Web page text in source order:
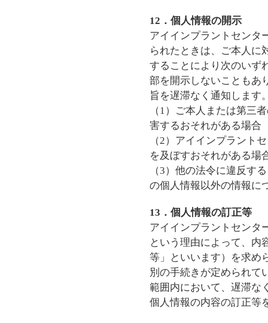
12．個人情報の開示
アイインプラントセンタ
られたときは、ご本人に
することにより次のいず
部を開示しないこともあ
旨を遅滞なく通知します
（1）ご本人または第三
害するおそれがある場合
（2）アイインプラント
を及ぼすおそれがある場
（3）他の法令に違反す
の個人情報以外の情報に
13．個人情報の訂正等
アイインプラントセンタ
という理由によって、内
等」といいます）を求め
別の手続きが定められて
範囲内において、遅滞な
個人情報の内容の訂正等